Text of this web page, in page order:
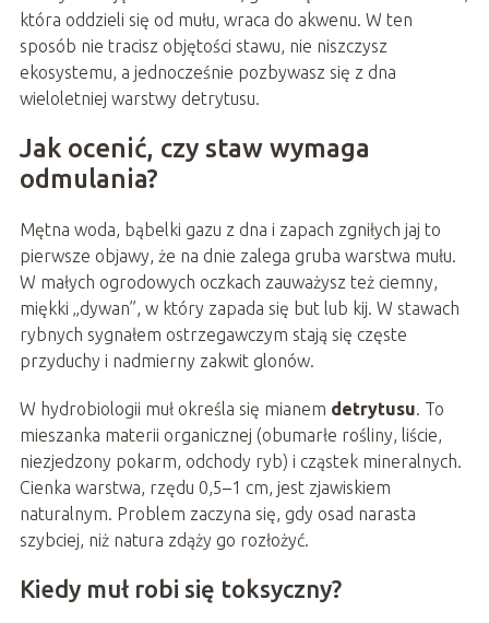
która oddzieli się od mułu, wraca do akwenu. W ten
sposób nie tracisz objętości stawu, nie niszczysz
ekosystemu, a jednocześnie pozbywasz się z dna
wieloletniej warstwy detrytusu.
Jak ocenić, czy staw wymaga
odmulania?
Mętna woda, bąbelki gazu z dna i zapach zgniłych jaj to
pierwsze objawy, że na dnie zalega gruba warstwa mułu.
W małych ogrodowych oczkach zauważysz też ciemny,
miękki „dywan”, w który zapada się but lub kij. W stawach
rybnych sygnałem ostrzegawczym stają się częste
przyduchy i nadmierny zakwit glonów.
W hydrobiologii muł określa się mianem detrytusu. To
mieszanka materii organicznej (obumarłe rośliny, liście,
niezjedzony pokarm, odchody ryb) i cząstek mineralnych.
Cienka warstwa, rzędu 0,5–1 cm, jest zjawiskiem
naturalnym. Problem zaczyna się, gdy osad narasta
szybciej, niż natura zdąży go rozłożyć.
Kiedy muł robi się toksyczny?